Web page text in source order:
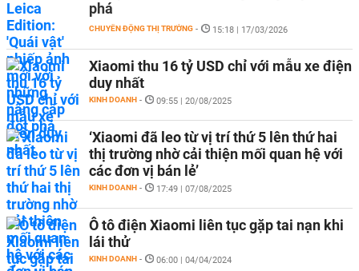
phá
CHUYỂN ĐỘNG THỊ TRƯỜNG - 15:18 | 17/03/2026
Xiaomi thu 16 tỷ USD chỉ với mẫu xe điện
duy nhất
KINH DOANH - 09:55 | 20/08/2025
‘Xiaomi đã leo từ vị trí thứ 5 lên thứ hai
thị trường nhờ cải thiện mối quan hệ với
các đơn vị bán lẻ’
KINH DOANH - 17:49 | 07/08/2025
Ô tô điện Xiaomi liên tục gặp tai nạn khi
lái thử
KINH DOANH - 06:00 | 04/04/2024